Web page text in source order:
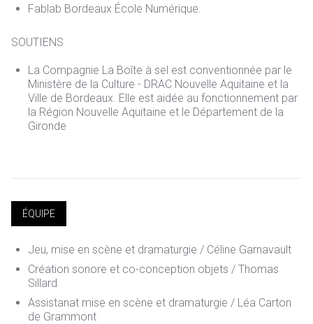
Fablab Bordeaux École Numérique.
SOUTIENS
La Compagnie La Boîte à sel est conventionnée par le
Ministère de la Culture - DRAC Nouvelle Aquitaine et la
Ville de Bordeaux. Elle est aidée au fonctionnement par
la Région Nouvelle Aquitaine et le Département de la
Gironde
ÉQUIPE
Jeu, mise en scène et dramaturgie / Céline Garnavault
Création sonore et co-conception objets / Thomas
Sillard
Assistanat mise en scène et dramaturgie / Léa Carton
de Grammont